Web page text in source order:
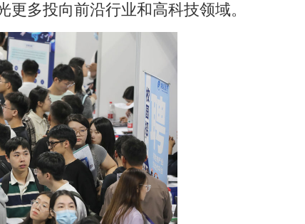
多投向前沿行业和高科技领域。